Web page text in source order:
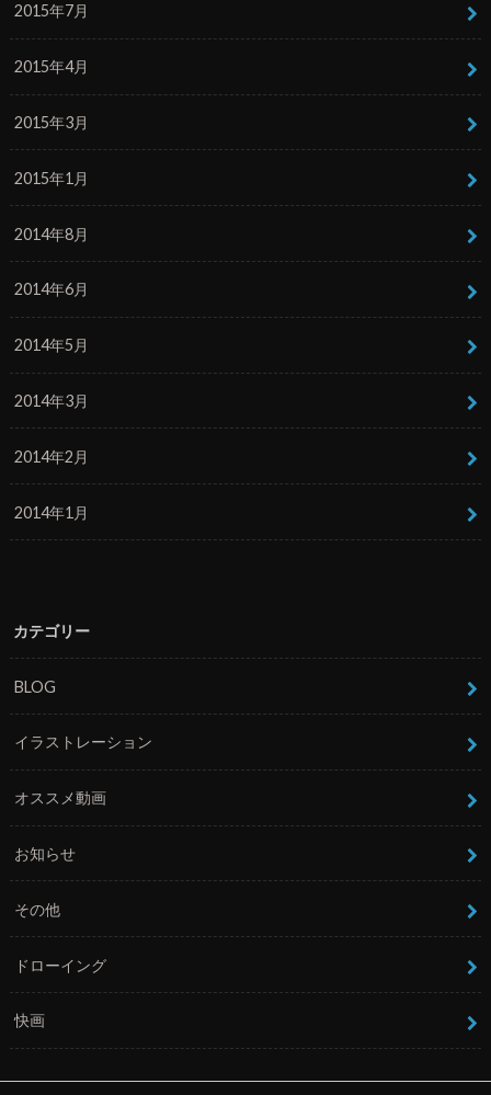
2015年7月
2015年4月
2015年3月
2015年1月
2014年8月
2014年6月
2014年5月
2014年3月
2014年2月
2014年1月
カテゴリー
BLOG
イラストレーション
オススメ動画
お知らせ
その他
ドローイング
快画